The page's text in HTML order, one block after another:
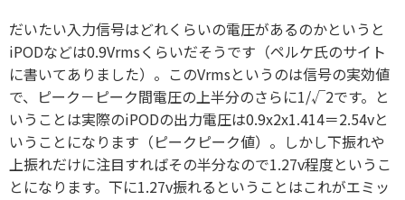
だいたい入力信号はどれくらいの電圧があるのかというと
iPODなどは0.9Vrmsくらいだそうです（ペルケ氏のサイト
に書いてありました）。このVrmsというのは信号の実効値
で、ピーク－ピーク間電圧の上半分のさらに1/√2です。と
いうことは実際のiPODの出力電圧は0.9x2x1.414＝2.54vと
いうことになります（ピークピーク値）。しかし下振れや
上振れだけに注目すればその半分なので1.27v程度というこ
とになります。下に1.27v振れるということはこれがエミッ